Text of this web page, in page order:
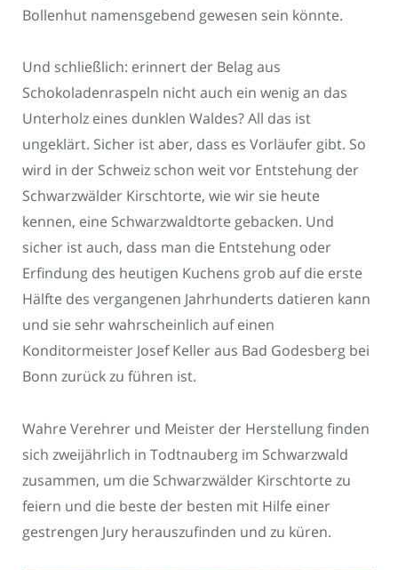
Bollenhut namensgebend gewesen sein könnte.
Und schließlich: erinnert der Belag aus
Schokoladenraspeln nicht auch ein wenig an das
Unterholz eines dunklen Waldes? All das ist
ungeklärt. Sicher ist aber, dass es Vorläufer gibt. So
wird in der Schweiz schon weit vor Entstehung der
Schwarzwälder Kirschtorte, wie wir sie heute
kennen, eine Schwarzwaldtorte gebacken. Und
sicher ist auch, dass man die Entstehung oder
Erfindung des heutigen Kuchens grob auf die erste
Hälfte des vergangenen Jahrhunderts datieren kann
und sie sehr wahrscheinlich auf einen
Konditormeister Josef Keller aus Bad Godesberg bei
Bonn zurück zu führen ist.
Wahre Verehrer und Meister der Herstellung finden
sich zweijährlich in Todtnauberg im Schwarzwald
zusammen, um die Schwarzwälder Kirschtorte zu
feiern und die beste der besten mit Hilfe einer
gestrengen Jury herauszufinden und zu küren.